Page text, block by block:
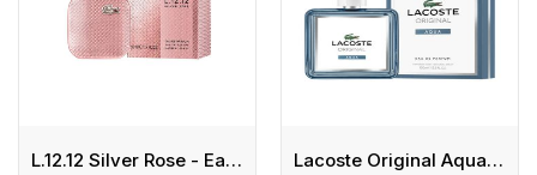
L.12.12 Silver Rose - Eau De Parfem Lacoste Original Aqua - Eau De Parfum